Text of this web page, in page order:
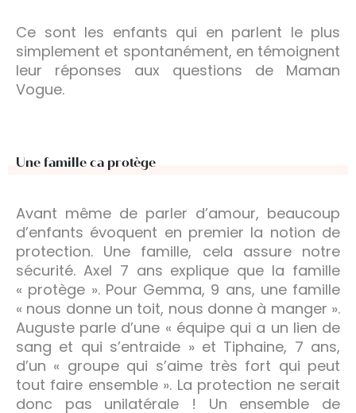
Ce sont les enfants qui en parlent le plus
simplement et spontanément, en témoignent
leur réponses aux questions de Maman
Vogue.
Une famille ca protège
Avant même de parler d’amour, beaucoup
d’enfants évoquent en premier la notion de
protection. Une famille, cela assure notre
sécurité. Axel 7 ans explique que la famille
« protège ». Pour Gemma, 9 ans, une famille
« nous donne un toit, nous donne à manger ».
Auguste parle d’une « équipe qui a un lien de
sang et qui s’entraide » et Tiphaine, 7 ans,
d’un « groupe qui s’aime très fort qui peut
tout faire ensemble ». La protection ne serait
donc pas unilatérale ! Un ensemble de